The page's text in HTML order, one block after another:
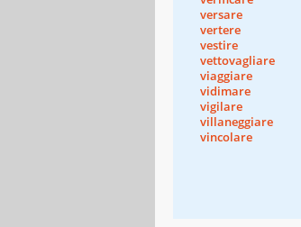
versare
vertere
vestire
vettovagliare
viaggiare
vidimare
vigilare
villaneggiare
vincolare